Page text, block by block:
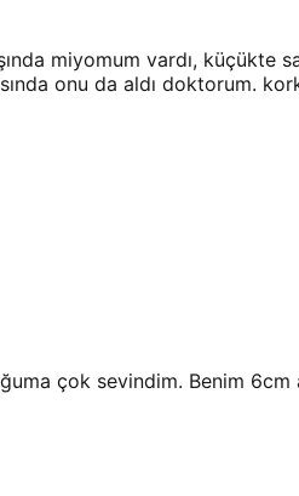
miyomum vardı,
onu da aldı doktorum.
çok sevindim. Benim